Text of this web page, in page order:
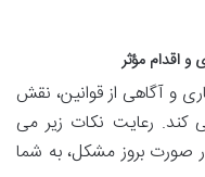
اقدام مؤثر
و آگاهی از قوانین، نقش
کند. رعایت نکات زیر می
صورت بروز مشکل، به شما